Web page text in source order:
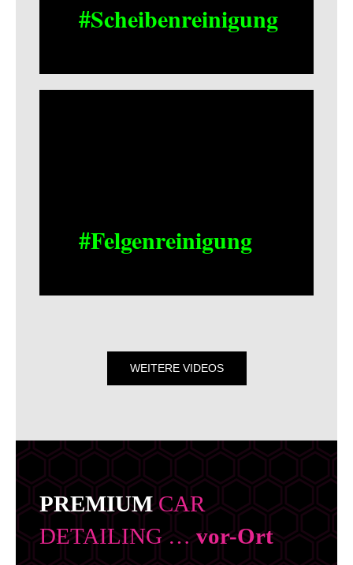
#Scheibenreinigung
#Felgenreinigung
WEITERE VIDEOS
PREMIUM CAR
DETAILING … vor-Ort